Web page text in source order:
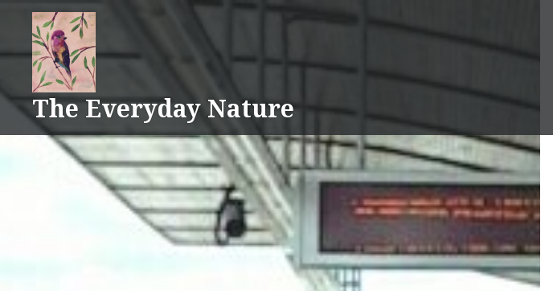
content
The Everyday Nature